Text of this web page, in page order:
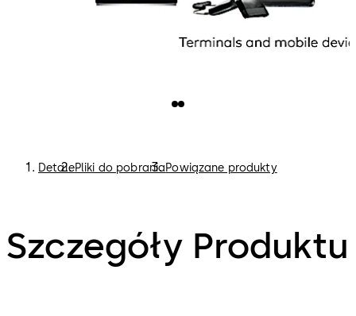
DetalePliki do pobraniaPowiązane produkty
Szczegóły Produktu